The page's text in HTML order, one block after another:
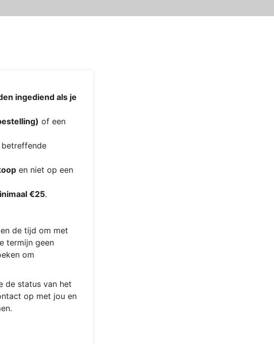
ingediend als je
of een
en niet op een
€25.
de tijd om met
termijn geen
om
de status van het
op met jou en